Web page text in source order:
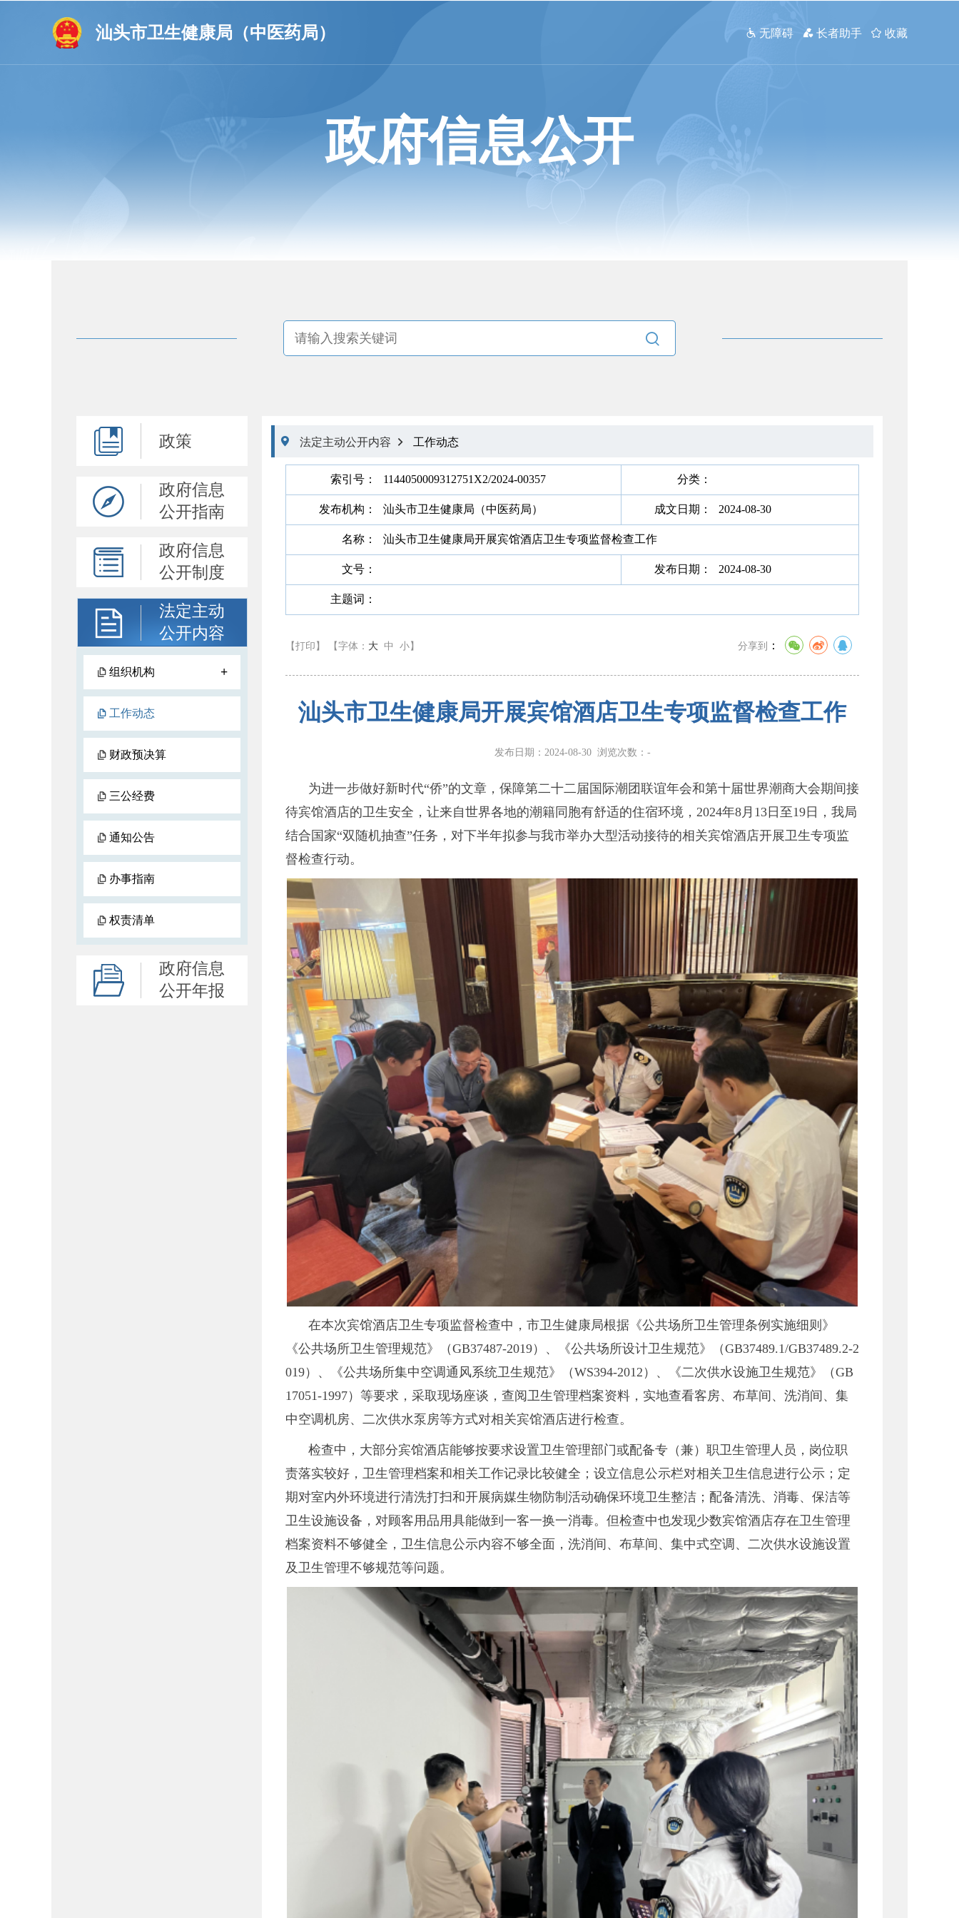
汕头市卫生健康局（中医药局）  无障碍  长者助手  收藏
政府信息公开

政策
政府信息
公开指南
政府信息
公开制度
法定主动
公开内容
组织机构 +
工作动态
财政预决算
三公经费
通知公告
办事指南
权责清单
政府信息
公开年报
 法定主动公开内容  工作动态
索引号： 1144050009312751X2/2024-00357 分类：
发布机构： 汕头市卫生健康局（中医药局） 成文日期： 2024-08-30
名称： 汕头市卫生健康局开展宾馆酒店卫生专项监督检查工作
文号： 发布日期： 2024-08-30
主题词：
【打印】 【字体： 大 中 小 】 分享到 ：
汕头市卫生健康局开展宾馆酒店卫生专项监督检查工作
发布日期：2024-08-30 浏览次数： -
为进一步做好新时代“侨”的文章，保障第二十二届国际潮团联谊年会和第十届世界潮商大会期间接
待宾馆酒店的卫生安全，让来自世界各地的潮籍同胞有舒适的住宿环境，2024年8月13日至19日，我局
结合国家“双随机抽查”任务，对下半年拟参与我市举办大型活动接待的相关宾馆酒店开展卫生专项监
督检查行动。
在本次宾馆酒店卫生专项监督检查中，市卫生健康局根据《公共场所卫生管理条例实施细则》
《公共场所卫生管理规范》（GB37487-2019）、《公共场所设计卫生规范》（GB37489.1/GB37489.2-2
019）、《公共场所集中空调通风系统卫生规范》（WS394-2012）、《二次供水设施卫生规范》（GB
17051-1997）等要求，采取现场座谈，查阅卫生管理档案资料，实地查看客房、布草间、洗消间、集
中空调机房、二次供水泵房等方式对相关宾馆酒店进行检查。
检查中，大部分宾馆酒店能够按要求设置卫生管理部门或配备专（兼）职卫生管理人员，岗位职
责落实较好，卫生管理档案和相关工作记录比较健全；设立信息公示栏对相关卫生信息进行公示；定
期对室内外环境进行清洗打扫和开展病媒生物防制活动确保环境卫生整洁；配备清洗、消毒、保洁等
卫生设施设备，对顾客用品用具能做到一客一换一消毒。但检查中也发现少数宾馆酒店存在卫生管理
档案资料不够健全，卫生信息公示内容不够全面，洗消间、布草间、集中式空调、二次供水设施设置
及卫生管理不够规范等问题。